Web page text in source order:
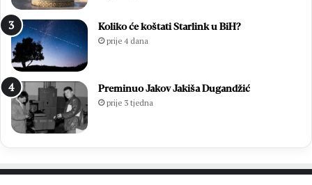
Koliko će koštati Starlink u BiH?
prije 4 dana
Preminuo Jakov Jakiša Dugandžić
prije 3 tjedna